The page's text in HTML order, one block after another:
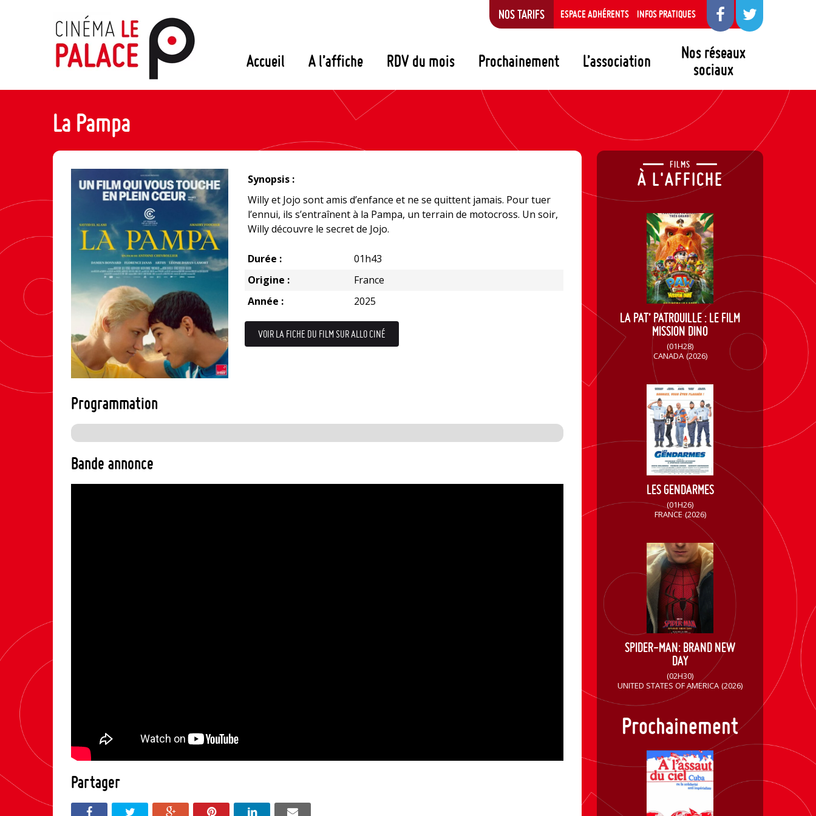
Accueil A l’affiche RDV du mois Prochainement L’association
Nos réseaux
sociaux
NOS TARIFS ESPACE ADHÉRENTS INFOS PRATIQUES
La Pampa
Synopsis :
Willy et Jojo sont amis d’enfance et ne se quittent jamais. Pour tuer
l’ennui, ils s’entraînent à la Pampa, un terrain de motocross. Un soir,
Willy découvre le secret de Jojo.
Durée :
01h43
Origine :
France
Année :
2025
VOIR LA FICHE DU FILM SUR ALLO CINÉ
Programmation
Bande annonce
Partager
FILMS
À L'AFFICHE
LA PAT’ PATROUILLE : LE FILM
MISSION DINO
(01H28)
CANADA (2026)
LES GENDARMES
(01H26)
FRANCE (2026)
SPIDER-MAN: BRAND NEW
DAY
(02H30)
UNITED STATES OF AMERICA (2026)
Prochainement